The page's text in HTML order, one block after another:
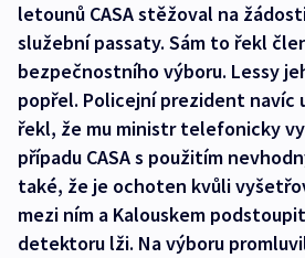
letounů CASA stěžoval na
služební passaty. Sám to řekl
bezpečnostního výboru. Lessy
popřel. Policejní prezident navíc
řekl, že mu ministr telefonicky
případu CASA s použitím
také, že je ochoten kvůli
mezi ním a Kalouskem
detektoru lži. Na výboru